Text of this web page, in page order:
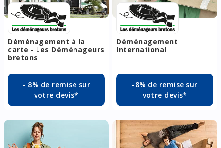
Déménagement à la
carte - Les Déménageurs
bretons
- 8% de remise sur
votre devis*
Déménagement
International
-8% de remise sur
votre devis*